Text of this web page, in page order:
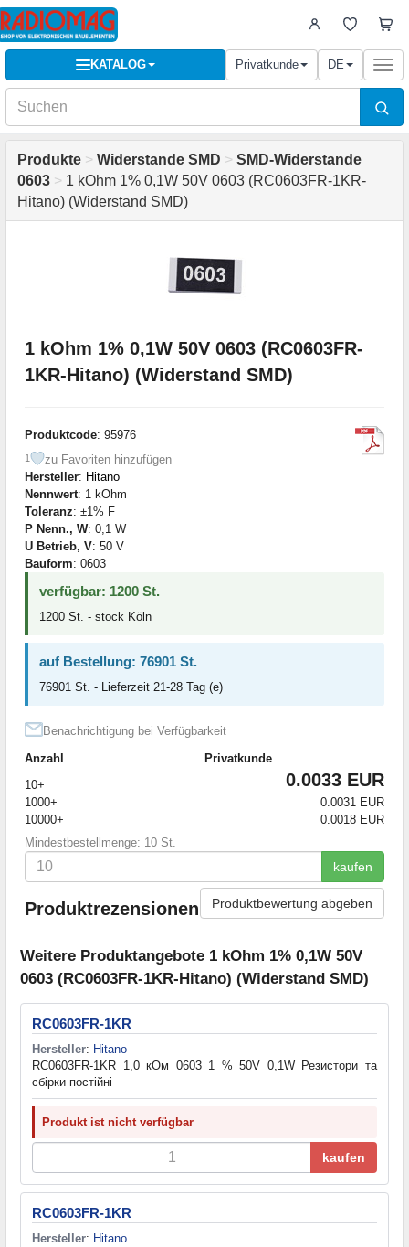
KATALOG Privatkunde DE
Produkte > Widerstande SMD > SMD-Widerstande
0603 > 1 kOhm 1% 0,1W 50V 0603 (RC0603FR-1KR-
Hitano) (Widerstand SMD)
1 kOhm 1% 0,1W 50V 0603 (RC0603FR-
1KR-Hitano) (Widerstand SMD)
Produktcode: 95976
1
zu Favoriten hinzufügen
Hersteller: Hitano
Nennwert: 1 kOhm
Toleranz: ±1% F
P Nenn., W: 0,1 W
U Betrieb, V: 50 V
Bauform: 0603
verfügbar: 1200 St.
1200 St. - stock Köln
auf Bestellung: 76901 St.
76901 St. - Lieferzeit 21-28 Tag (e)
Benachrichtigung bei Verfügbarkeit
Anzahl
Privatkunde
10+
0.0033 EUR
1000+
0.0031 EUR
10000+
0.0018 EUR
Mindestbestellmenge: 10 St.
kaufen
Produktrezensionen Produktbewertung abgeben
Weitere Produktangebote 1 kOhm 1% 0,1W 50V
0603 (RC0603FR-1KR-Hitano) (Widerstand SMD)
RC0603FR-1KR
Hersteller: Hitano
RC0603FR-1KR 1,0 кОм 0603 1 % 50V 0,1W Резистори та
cбірки постійні
Produkt ist nicht verfügbar
kaufen
RC0603FR-1KR
Hersteller: Hitano